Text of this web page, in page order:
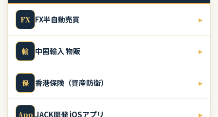
FX FX半自動売買 ▸
輸 中国輸入 物販 ▸
保 香港保険（資産防衛） ▸
App JACK開発 iOSアプリ ▸